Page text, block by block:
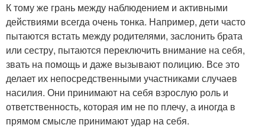
К тому же грань между наблюдением и активными
действиями всегда очень тонка. Например, дети часто
пытаются встать между родителями, заслонить брата
или сестру, пытаются переключить внимание на себя,
звать на помощь и даже вызывают полицию. Все это
делает их непосредственными участниками случаев
насилия. Они принимают на себя взрослую роль и
ответственность, которая им не по плечу, а иногда в
прямом смысле принимают удар на себя.